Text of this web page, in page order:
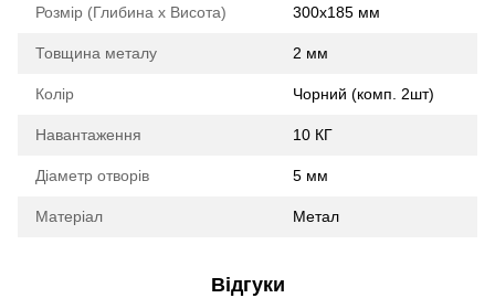
Розмір (Глибина х Висота) 300x185 мм
Товщина металу 2 мм
Колір Чорний (комп. 2шт)
Навантаження 10 КГ
Діаметр отворів 5 мм
Матеріал Метал
Відгуки